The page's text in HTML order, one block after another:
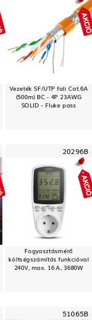
Vezeték SF/UTP fali Cat.6A
(500m) BC - 4P 23AWG
SOLID - Fluke pass
20296B
Fogyasztásmérő
költségszámítás funkcióval
240V, max. 16 A, 3680W
51065B